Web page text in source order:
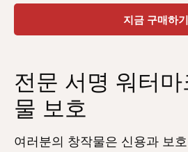
지금 구매하기
전문 서명 워터
물 보호
여러분의 창작물은 신용과 보